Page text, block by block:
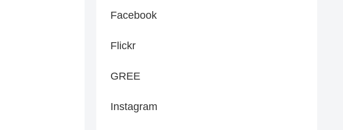
Facebook
Flickr
GREE
Instagram